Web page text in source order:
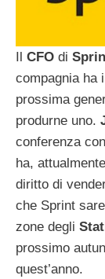
CFO di
compagnia ha
prossima
produrne uno.
conferenza
ha,
diritto di
che Sprint
zone degli
prossimo
quest’anno.